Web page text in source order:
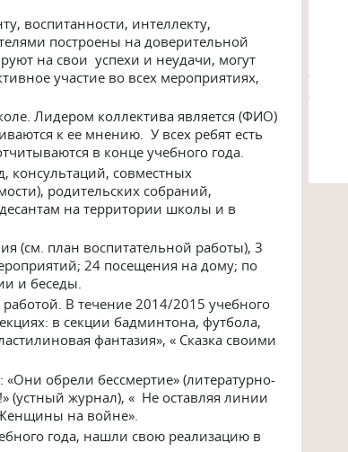
воспитанности, интеллекту,
построены на доверительной
на свои успехи и неудачи, могут
участие во всех мероприятиях,
Лидером коллектива является (ФИО)
к ее мнению. У всех ребят есть
в конце учебного года.
консультаций, совместных
родительских собраний,
на территории школы и в
(см. план воспитательной работы), 3
24 посещения на дому; по
и беседы.
В течение 2014/2015 учебного
в секции бадминтона, футбола,
фантазия», « Сказка своими
обрели бессмертие» (литературно-
(устный журнал), « Не оставляя линии
на войне».
года, нашли свою реализацию в